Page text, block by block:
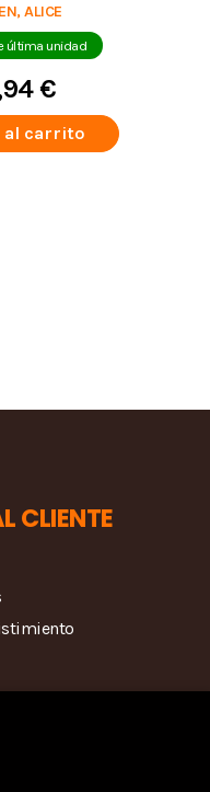
ALICE
última unidad
€
al carrito
CLIENTE